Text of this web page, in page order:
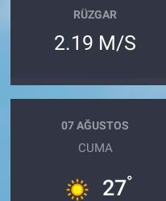
RÜZGAR
2.19 M/S
07 AĞUSTOS
CUMA
27°